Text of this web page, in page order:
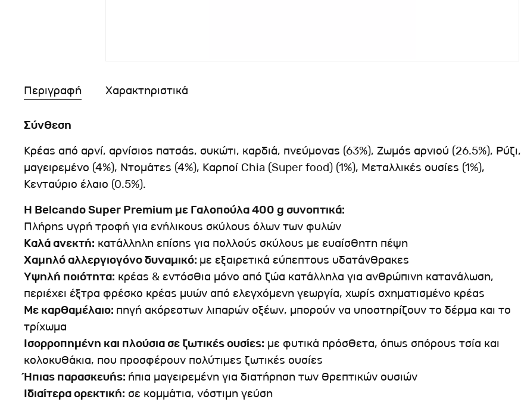
Περιγραφή Χαρακτηριστικά
Σύνθεση
Κρέας από αρνί, αρνίσιος πατσάς, συκώτι, καρδιά, πνεύμονας (63%), Ζωμός αρνιού (26.5%), Ρύζι,
μαγειρεμένο (4%), Ντομάτες (4%), Καρποί Chia (Super food) (1%), Μεταλλικές ουσίες (1%),
Κενταύριο έλαιο (0.5%).
Η Belcando Super Premium με Γαλοπούλα 400 g συνοπτικά:
Πλήρης υγρή τροφή για ενήλικους σκύλους όλων των φυλών
Καλά ανεκτή: κατάλληλη επίσης για πολλούς σκύλους με ευαίσθητη πέψη
Χαμηλό αλλεργιογόνο δυναμικό: με εξαιρετικά εύπεπτους υδατάνθρακες
Υψηλή ποιότητα: κρέας & εντόσθια μόνο από ζώα κατάλληλα για ανθρώπινη κατανάλωση,
περιέχει έξτρα φρέσκο ​​κρέας μυών από ελεγχόμενη γεωργία, χωρίς σχηματισμένο κρέας
Με καρθαμέλαιο: πηγή ακόρεστων λιπαρών οξέων, μπορούν να υποστηρίζουν το δέρμα και το
τρίχωμα
Ισορροπημένη και πλούσια σε ζωτικές ουσίες: με φυτικά πρόσθετα, όπως σπόρους τσία και
κολοκυθάκια, που προσφέρουν πολύτιμες ζωτικές ουσίες
Ήπιας παρασκευής: ήπια μαγειρεμένη για διατήρηση των θρεπτικών ουσιών
Ιδιαίτερα ορεκτική: σε κομμάτια, νόστιμη γεύση